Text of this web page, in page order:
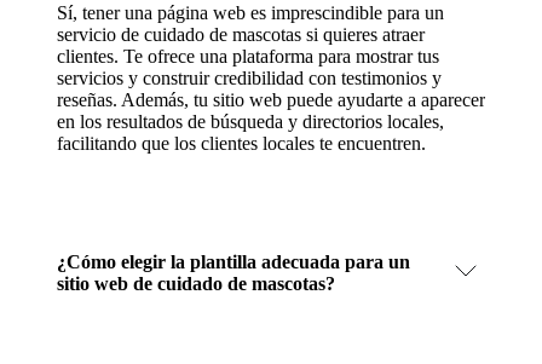
Sí, tener una página web es imprescindible para un
servicio de cuidado de mascotas si quieres atraer
clientes. Te ofrece una plataforma para mostrar tus
servicios y construir credibilidad con testimonios y
reseñas. Además, tu sitio web puede ayudarte a aparecer
en los resultados de búsqueda y directorios locales,
facilitando que los clientes locales te encuentren.
¿Cómo elegir la plantilla adecuada para un
sitio web de cuidado de mascotas?